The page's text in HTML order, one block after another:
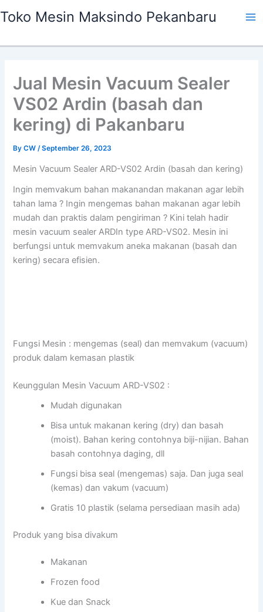
to
Toko Mesin Maksindo Pekanbaru
Jual Mesin Vacuum Sealer
VS02 Ardin (basah dan
kering) di Pakanbaru
ByCW /September 26, 2023
Mesin Vacuum Sealer ARD-VS02 Ardin (basah dan kering)
Ingin memvakum bahan makanandan makanan agar lebih
tahan lama ? Ingin mengemas bahan makanan agar lebih
mudah dan praktis dalam pengiriman ? Kini telah hadir
mesin vacuum sealer ARDIn type ARD-VS02. Mesin ini
berfungsi untuk memvakum aneka makanan (basah dan
kering) secara efisien.
Fungsi Mesin : mengemas (seal) dan memvakum (vacuum)
produk dalam kemasan plastik
Keunggulan Mesin Vacuum ARD-VS02 :
Mudah digunakan
Bisa untuk makanan kering (dry) dan basah
(moist). Bahan kering contohnya biji-nijian. Bahan
basah contohnya daging, dll
Fungsi bisa seal (mengemas) saja. Dan juga seal
(kemas) dan vakum (vacuum)
Gratis 10 plastik (selama persediaan masih ada)
Produk yang bisa divakum
Makanan
Frozen food
Kue dan Snack